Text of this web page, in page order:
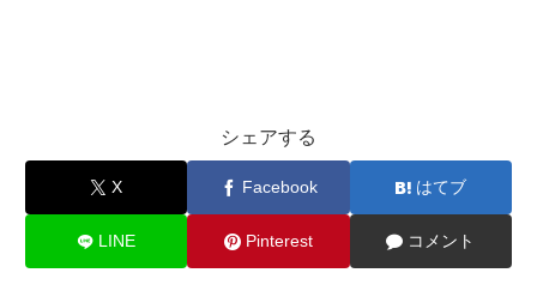
シェアする
X Facebook はてブ
LINE Pinterest コメント